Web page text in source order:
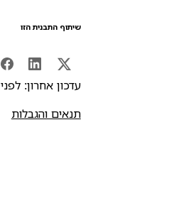
שיתוף התבנית הזו
עדכון אחרון: לפני 56 שנים
תנאים והגבלות